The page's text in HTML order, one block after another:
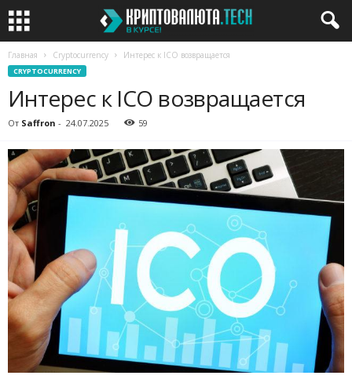
Главная Cryptocurrency Интерес к ICO возвращается
CRYPTOCURRENCY
Интерес к ICO возвращается
От Saffron - 24.07.2025 59